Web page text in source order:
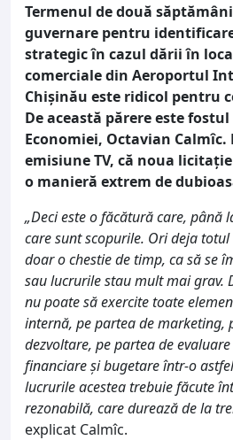
Termenul de două
guvernare pentru
strategic în cazul dării în
comerciale din Aeroportul
Chișinău este ridicol pentru
De această părere este
Economiei, Octavian
emisiune TV, că noua
o manieră extrem de
„Deci este o făcătură care, până
care sunt scopurile. Ori deja
doar o chestie de timp, ca să se
sau lucrurile stau mult mai grav.
nu poate să exercite toate
internă, pe partea de marketing,
dezvoltare, pe partea de
financiare și bugetare într-o
lucrurile acestea trebuie făcute
rezonabilă, care durează de la
explicat Calmîc.